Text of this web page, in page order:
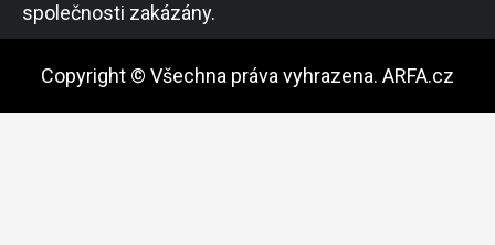
společnosti zakázány.
Copyright © Všechna práva vyhrazena. ARFA.cz